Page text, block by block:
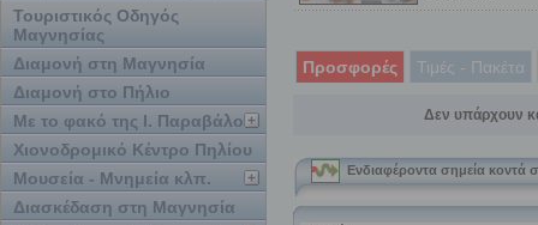
Τουριστικός Οδηγός
Μαγνησίας
Διαμονή στη Μαγνησία
Διαμονή στο Πήλιο
Με το φακό της Ι. Παραβάλου
Χιονοδρομικό Κέντρο Πηλίου
Μουσεία - Μνημεία κλπ.
Διασκέδαση στη Μαγνησία
Προσφορές Τιμές - Πακέτα
Δεν υπάρχουν